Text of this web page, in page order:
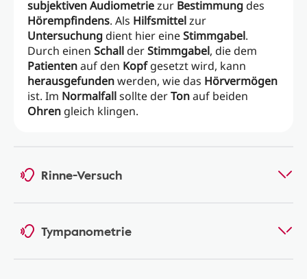
subjektiven Audiometriezur Bestimmungdes
Hörempfindens. Als Hilfsmittelzur
Untersuchungdient hier eineStimmgabel.
Durch einen SchallderStimmgabel, die dem
Patientenauf den Kopfgesetzt wird, kann
herausgefundenwerden, wie das Hörvermögen
ist. Im Normalfallsollte derTonauf beiden
Ohren gleich klingen.
Rinne-Versuch
Tympanometrie